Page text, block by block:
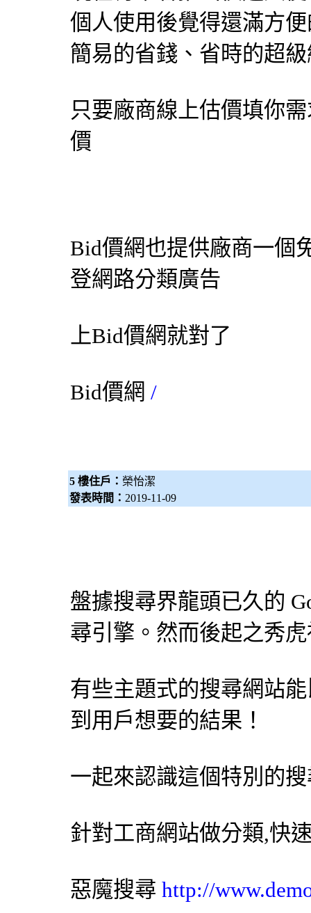
個人使用後覺得還滿方
簡易的省錢、省時的超
只要廠商線上估價填你
價
Bid價網也提供廠商一個
登網路分類廣告
上Bid價網就對了
Bid價網 /
5 樓住戶： 榮怡潔
發表時間： 2019-11-09
盤據搜尋界龍頭已久的
尋引擎 。然而後起之秀
有些主題式的搜尋網站
到用戶想要的結果！
一起來認識這個特別的
針對工商網站做分類,快
惡魔搜尋 http://